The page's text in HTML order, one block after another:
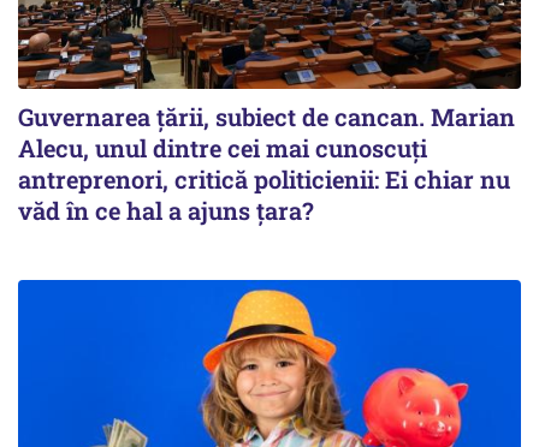
Guvernarea ţării, subiect de cancan. Marian
Alecu, unul dintre cei mai cunoscuţi
antreprenori, critică politicienii: Ei chiar nu
văd în ce hal a ajuns ţara?